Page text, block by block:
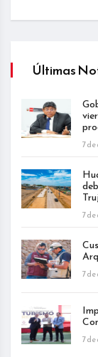
Últimas
7
7
7
7